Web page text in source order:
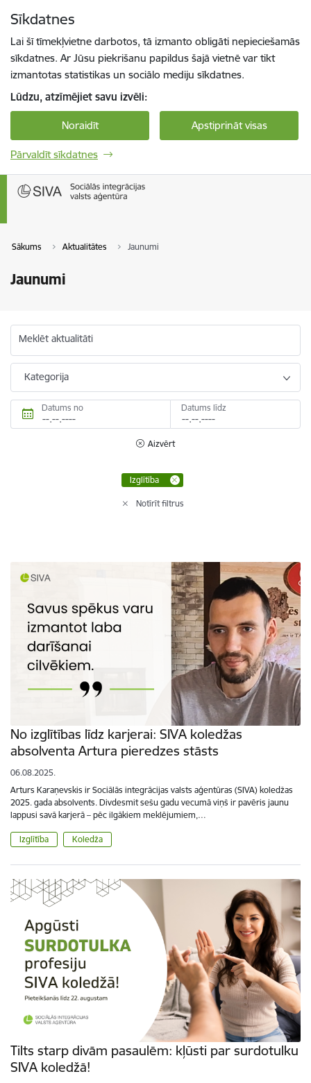
Sīkdatnes
Lai šī tīmekļvietne darbotos, tā izmanto obligāti nepieciešamās
sīkdatnes. Ar Jūsu piekrišanu papildus šajā vietnē var tikt
izmantotas statistikas un sociālo mediju sīkdatnes.
Lūdzu, atzīmējiet savu izvēli:
Noraidīt Apstiprināt visas
Pārvaldīt sīkdatnes
Sākums Aktualitātes Jaunumi
Jaunumi
Meklēt aktualitāti
Kategorija
Datums no Datums līdz
Aizvērt
Izglītība
Notīrīt filtrus
No izglītības līdz karjerai: SIVA koledžas
absolventa Artura pieredzes stāsts
06.08.2025.
Arturs Karaņevskis ir Sociālās integrācijas valsts aģentūras (SIVA) koledžas
2025. gada absolvents. Divdesmit sešu gadu vecumā viņš ir pavēris jaunu
lappusi savā karjerā – pēc ilgākiem meklējumiem,…
Izglītība Koledža
Tilts starp divām pasaulēm: kļūsti par surdotulku
SIVA koledžā!